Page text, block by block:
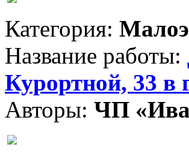
Категория:
Название работы:
Курортной, 33 в
Авторы: ЧП